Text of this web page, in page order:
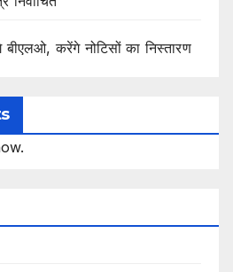
बीएलओ, करेंगे नोटिसों का निस्तारण